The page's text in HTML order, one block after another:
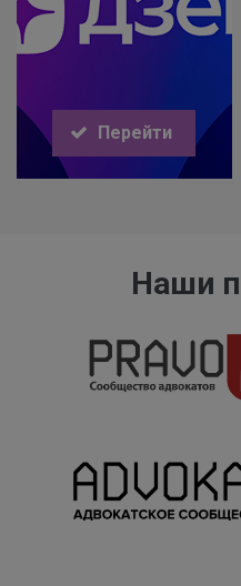
Перейти
Наши